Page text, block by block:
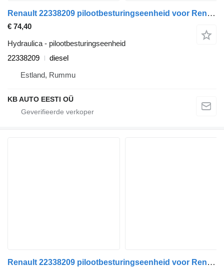
Renault 22338209 pilootbesturingseenheid voor Renault T (2013-) vrachtwagen
€ 74,40
Hydraulica - pilootbesturingseenheid
22338209
diesel
Estland, Rummu
KB AUTO EESTI OÜ
Renault 22338209 pilootbesturingseenheid voor Renault T (2013-) vrachtwagen